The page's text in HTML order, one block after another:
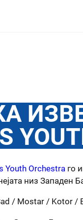
Youth Orchestra го
низ Западен
/ Mostar / Kotor /